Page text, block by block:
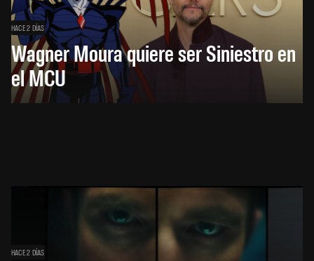
HACE 2 DÍAS
Wagner Moura quiere ser Siniestro en
el MCU
HACE 2 DÍAS